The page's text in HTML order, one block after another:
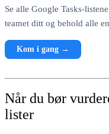
Se alle Google Tasks-
teamet ditt og behold alle
Kom i gang →
Når du bør
lister